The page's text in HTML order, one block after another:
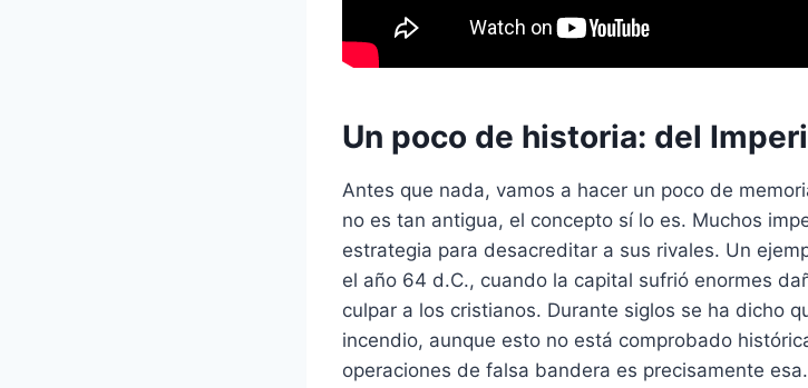
Un poco de historia: del
Antes que nada, vamos a hacer un poco de
no es tan antigua, el concepto sí lo es. Muchos
estrategia para desacreditar a sus rivales. Un
el año 64 d.C., cuando la capital sufrió enormes
culpar a los cristianos. Durante siglos se ha dicho
incendio, aunque esto no está comprobado
operaciones de falsa bandera es precisamente